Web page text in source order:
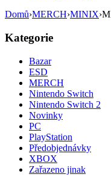
Domů›MERCH›MINIX›
Kategorie
Bazar
ESD
MERCH
Nintendo Switch
Nintendo Switch 2
Novinky
PC
PlayStation
Předobjednávky
XBOX
Zařazeno jinak